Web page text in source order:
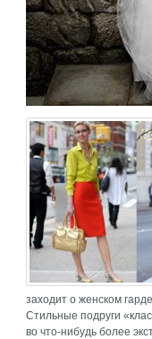
заходит о женском
Стильные подруги
во что-нибудь более